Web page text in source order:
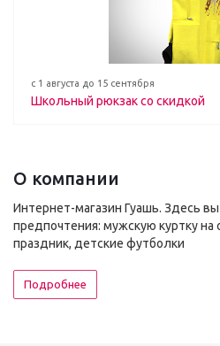
с 1 августа до 15 сентября
Школьный рюкзак со скидкой
О компании
Интернет-магазин Гуашь. Здесь
предпочтения: мужскую куртку на
праздник, детские футболки
Подробнее